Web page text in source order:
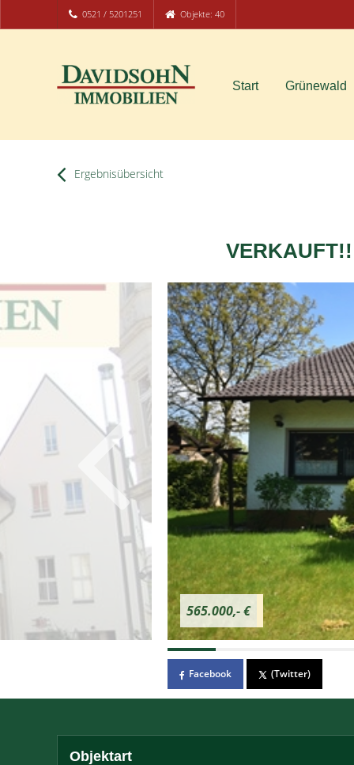
0521 / 5201251 Objekte: 40
Start Grünewald
Ergebnisübersicht
565.000,- €
Facebook (Twitter)
Objektart